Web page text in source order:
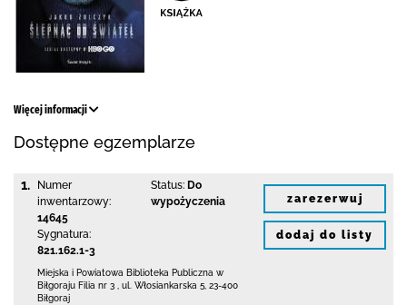
Więcej informacji
Dostępne egzemplarze
1.
Numer
inwentarzowy:
14645
Sygnatura:
821.162.1-3
Status: Do
wypożyczenia
Miejska i Powiatowa Biblioteka Publiczna w
Biłgoraju Filia nr 3
ul. Włosiankarska 5 23-400
Biłgoraj
zarezerwuj
dodaj do listy